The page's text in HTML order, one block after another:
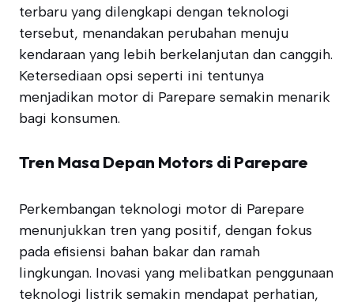
terbaru yang dilengkapi dengan teknologi
tersebut, menandakan perubahan menuju
kendaraan yang lebih berkelanjutan dan canggih.
Ketersediaan opsi seperti ini tentunya
menjadikan motor di Parepare semakin menarik
bagi konsumen.
Tren Masa Depan Motors di Parepare
Perkembangan teknologi motor di Parepare
menunjukkan tren yang positif, dengan fokus
pada efisiensi bahan bakar dan ramah
lingkungan. Inovasi yang melibatkan penggunaan
teknologi listrik semakin mendapat perhatian,